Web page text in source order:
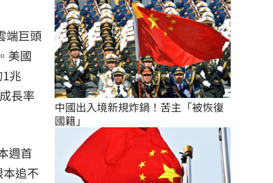
端巨頭
美國
兆
長率
週首
追不
中國出入境新規炸鍋！苦主「被恢復
國籍」